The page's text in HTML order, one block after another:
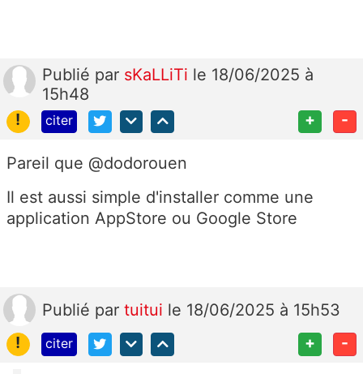
Publié par sKaLLiTi le 18/06/2025 à
15h48
!
citer + -
Pareil que @dodorouen
Il est aussi simple d'installer comme une
application AppStore ou Google Store
Publié par tuitui le 18/06/2025 à 15h53
!
citer + -